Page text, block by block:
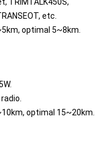
etc.
optimal 5~8km.
optimal 15~20km.